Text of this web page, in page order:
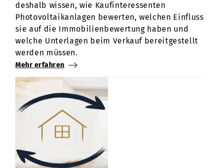
deshalb wissen, wie Kaufinteressenten
Photovoltaikanlagen bewerten, welchen Einfluss
sie auf die Immobilienbewertung haben und
welche Unterlagen beim Verkauf bereitgestellt
werden müssen.
Mehr erfahren